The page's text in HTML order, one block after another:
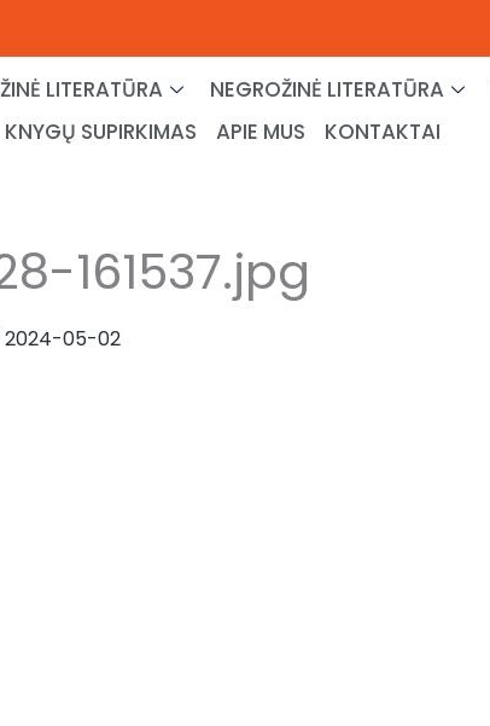
LITERATŪRA NEGROŽINĖ LITERATŪRA
KNYGŲ SUPIRKIMAS
APIE MUS KONTAKTAI
161537.jpg
2024-05-02